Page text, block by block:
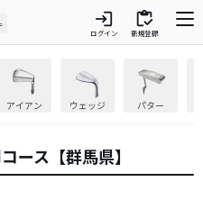
login
ログイン
inventory
新規登録
アイアン ウェッジ パター
ース【群馬県】